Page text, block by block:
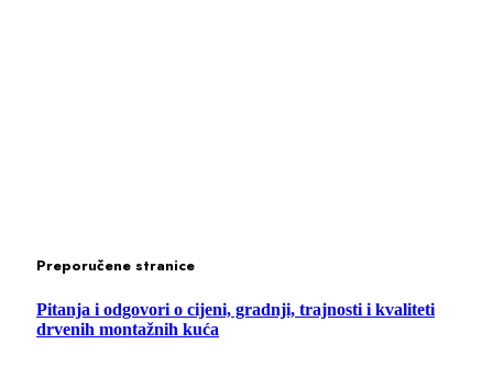
Preporučene stranice
Pitanja i odgovori o cijeni, gradnji, trajnosti i kvaliteti
drvenih montažnih kuća